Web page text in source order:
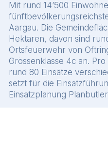
Mit rund 14’500
Aargau. Die
Hektaren, davon sind
Ortsfeuerwehr von
Grössenklasse 4c an.
rund 80 Einsätze
setzt für die
Einsatzplanung